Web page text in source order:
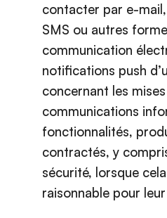
contacter par e-
SMS ou autres
communication
notifications push
concernant les
communications
fonctionnalités,
contractés, y
sécurité, lorsque
raisonnable pour